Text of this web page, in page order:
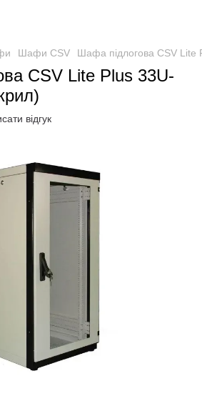
Шафи CSV Шафа підлогова CSV Lite
CSV Lite Plus 33U-
відгук